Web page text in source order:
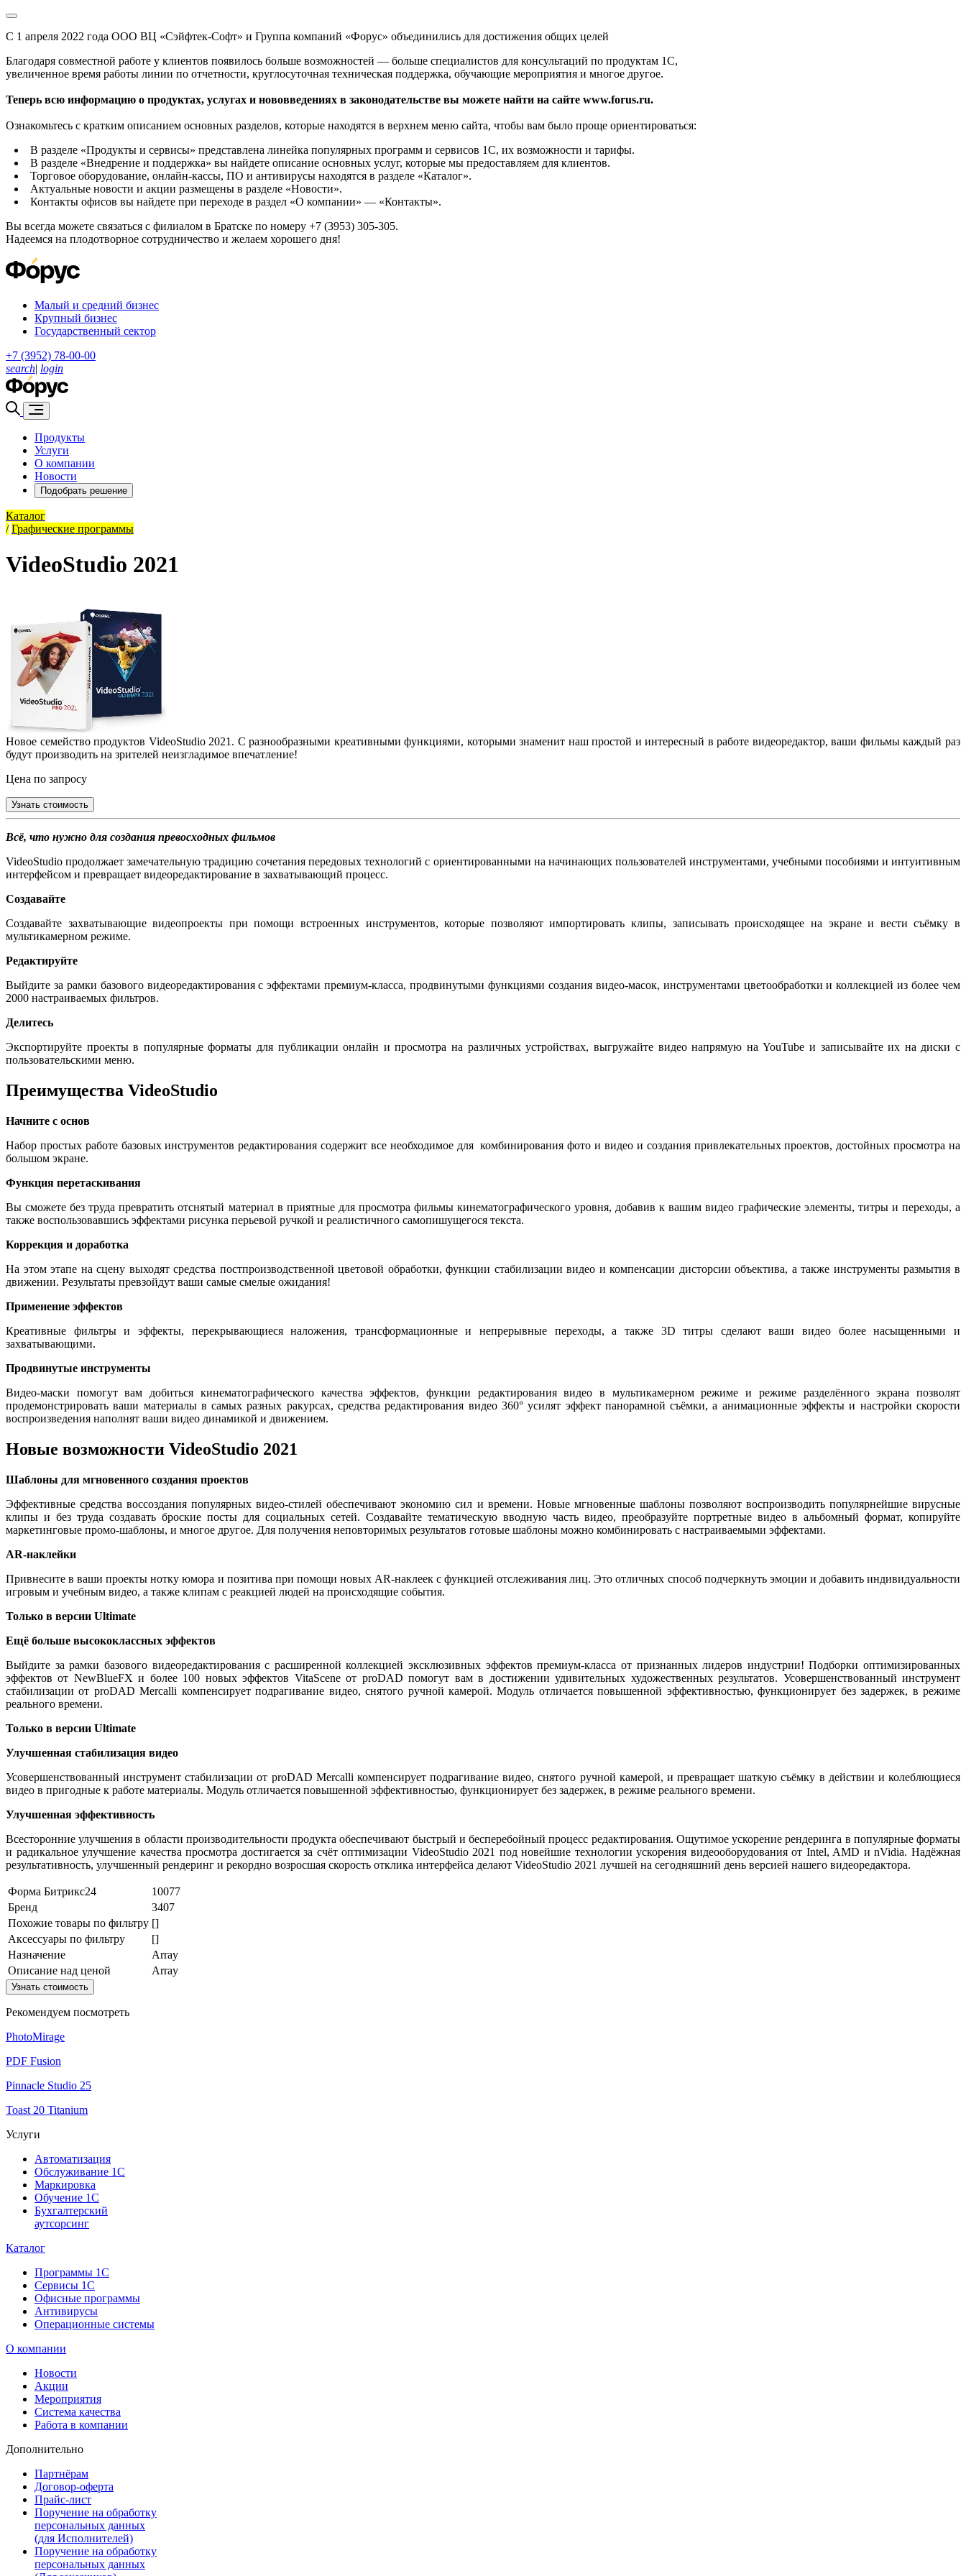
С 1 апреля 2022 года ООО ВЦ «Сэйфтек-Софт» и Группа компаний «Форус» объединились для достижения общих целей
Благодаря совместной работе у клиентов появилось больше возможностей — больше специалистов для консультаций по продуктам 1С,
увеличенное время работы линии по отчетности, круглосуточная техническая поддержка, обучающие мероприятия и многое другое.
Теперь всю информацию о продуктах, услугах и нововведениях в законодательстве вы можете найти на сайте www.forus.ru.
Ознакомьтесь с кратким описанием основных разделов, которые находятся в верхнем меню сайта, чтобы вам было проще ориентироваться:
В разделе «Продукты и сервисы» представлена линейка популярных программ и сервисов 1С, их возможности и тарифы.
В разделе «Внедрение и поддержка» вы найдете описание основных услуг, которые мы предоставляем для клиентов.
Торговое оборудование, онлайн-кассы, ПО и антивирусы находятся в разделе «Каталог».
Актуальные новости и акции размещены в разделе «Новости».
Контакты офисов вы найдете при переходе в раздел «О компании» — «Контакты».
Вы всегда можете связаться с филиалом в Братске по номеру +7 (3953) 305-305.
Надеемся на плодотворное сотрудничество и желаем хорошего дня!
Малый и средний бизнес
Крупный бизнес
Государственный сектор
+7 (3952) 78-00-00
search| login
Продукты
Услуги
О компании
Новости
Подобрать решение
Каталог
/ Графические программы
VideoStudio 2021
Новое семейство продуктов VideoStudio 2021. С разнообразными креативными функциями, которыми знаменит наш простой и интересный в работе видеоредактор, ваши фильмы каждый раз
будут производить на зрителей неизгладимое впечатление!
Цена по запросу
Узнать стоимость
Всё, что нужно для создания превосходных фильмов
VideoStudio продолжает замечательную традицию сочетания передовых технологий с ориентированными на начинающих пользователей инструментами, учебными пособиями и интуитивным
интерфейсом и превращает видеоредактирование в захватывающий процесс.
Создавайте
Создавайте захватывающие видеопроекты при помощи встроенных инструментов, которые позволяют импортировать клипы, записывать происходящее на экране и вести съёмку в
мультикамерном режиме.
Редактируйте
Выйдите за рамки базового видеоредактирования с эффектами премиум-класса, продвинутыми функциями создания видео-масок, инструментами цветообработки и коллекцией из более чем
2000 настраиваемых фильтров.
Делитесь
Экспортируйте проекты в популярные форматы для публикации онлайн и просмотра на различных устройствах, выгружайте видео напрямую на YouTube и записывайте их на диски с
пользовательскими меню.
Преимущества VideoStudio
Начните с основ
Набор простых работе базовых инструментов редактирования содержит все необходимое для комбинирования фото и видео и создания привлекательных проектов, достойных просмотра на
большом экране.
Функция перетаскивания
Вы сможете без труда превратить отснятый материал в приятные для просмотра фильмы кинематографического уровня, добавив к вашим видео графические элементы, титры и переходы, а
также воспользовавшись эффектами рисунка перьевой ручкой и реалистичного самопишущегося текста.
Коррекция и доработка
На этом этапе на сцену выходят средства постпроизводственной цветовой обработки, функции стабилизации видео и компенсации дисторсии объектива, а также инструменты размытия в
движении. Результаты превзойдут ваши самые смелые ожидания!
Применение эффектов
Креативные фильтры и эффекты, перекрывающиеся наложения, трансформационные и непрерывные переходы, а также 3D титры сделают ваши видео более насыщенными и
захватывающими.
Продвинутые инструменты
Видео-маски помогут вам добиться кинематографического качества эффектов, функции редактирования видео в мультикамерном режиме и режиме разделённого экрана позволят
продемонстрировать ваши материалы в самых разных ракурсах, средства редактирования видео 360° усилят эффект панорамной съёмки, а анимационные эффекты и настройки скорости
воспроизведения наполнят ваши видео динамикой и движением.
Новые возможности VideoStudio 2021
Шаблоны для мгновенного создания проектов
Эффективные средства воссоздания популярных видео-стилей обеспечивают экономию сил и времени. Новые мгновенные шаблоны позволяют воспроизводить популярнейшие вирусные
клипы и без труда создавать броские посты для социальных сетей. Создавайте тематическую вводную часть видео, преобразуйте портретные видео в альбомный формат, копируйте
маркетинговые промо-шаблоны, и многое другое. Для получения неповторимых результатов готовые шаблоны можно комбинировать с настраиваемыми эффектами.
AR-наклейки
Привнесите в ваши проекты нотку юмора и позитива при помощи новых AR-наклеек с функцией отслеживания лиц. Это отличных способ подчеркнуть эмоции и добавить индивидуальности
игровым и учебным видео, а также клипам с реакцией людей на происходящие события.
Только в версии Ultimate
Ещё больше высококлассных эффектов
Выйдите за рамки базового видеоредактирования с расширенной коллекцией эксклюзивных эффектов премиум-класса от признанных лидеров индустрии! Подборки оптимизированных
эффектов от NewBlueFX и более 100 новых эффектов VitaScene от proDAD помогут вам в достижении удивительных художественных результатов. Усовершенствованный инструмент
стабилизации от proDAD Mercalli компенсирует подрагивание видео, снятого ручной камерой. Модуль отличается повышенной эффективностью, функционирует без задержек, в режиме
реального времени.
Только в версии Ultimate
Улучшенная стабилизация видео
Усовершенствованный инструмент стабилизации от proDAD Mercalli компенсирует подрагивание видео, снятого ручной камерой, и превращает шаткую съёмку в действии и колеблющиеся
видео в пригодные к работе материалы. Модуль отличается повышенной эффективностью, функционирует без задержек, в режиме реального времени.
Улучшенная эффективность
Всесторонние улучшения в области производительности продукта обеспечивают быстрый и бесперебойный процесс редактирования. Ощутимое ускорение рендеринга в популярные форматы
и радикальное улучшение качества просмотра достигается за счёт оптимизации VideoStudio 2021 под новейшие технологии ускорения видеооборудования от Intel, AMD и nVidia. Надёжная
результативность, улучшенный рендеринг и рекордно возросшая скорость отклика интерфейса делают VideoStudio 2021 лучшей на сегодняшний день версией нашего видеоредактора.
Форма Битрикс24
10077
Бренд
3407
Похожие товары по фильтру []
Аксессуары по фильтру
[]
Назначение
Array
Описание над ценой
Array
Узнать стоимость
Рекомендуем посмотреть
PhotoMirage
PDF Fusion
Pinnacle Studio 25
Toast 20 Titanium
Услуги
Автоматизация
Обслуживание 1С
Маркировка
Обучение 1С
Бухгалтерский
аутсорсинг
Каталог
Программы 1С
Сервисы 1С
Офисные программы
Антивирусы
Операционные системы
О компании
Новости
Акции
Мероприятия
Система качества
Работа в компании
Дополнительно
Партнёрам
Договор-оферта
Прайс-лист
Поручение на обработку
персональных данных
(для Исполнителей)
Поручение на обработку
персональных данных